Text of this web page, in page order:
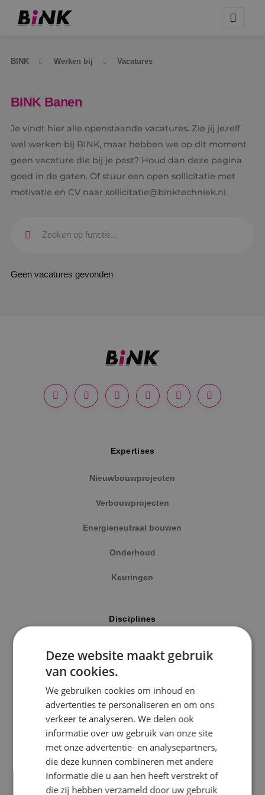
BINK Werken bij Vacatures
Kaatsheuvel
Sprundel
Specialisme
Beveiligingstechniek
Elektrotechniek
Energietechniek
BINK Banen
Je vindt hier alle openstaande vacatures. Zie jij jezelf
wel werken bij BINK, maar hebben we op dit moment
geen vacature die bij je past? Houd dan deze pagina
goed in de gaten. Of stuur een open sollicitatie met
motivatie en CV naar sollicitatie@binktechniek.nl
Geen vacatures gevonden
Expertises
Nieuwbouwprojecten
Verbouwprojecten
Energieneutraal bouwen
Onderhoud
Keuringen
Disciplines
Werktuigbouwkunde
Energietechniek
Beveiligingstechniek
Uitgelicht
Klimaatinstallaties
Deze website maakt gebruik
van cookies.
We gebruiken cookies om inhoud en
advertenties te personaliseren en om ons
verkeer te analyseren. We delen ook
informatie over uw gebruik van onze site
met onze advertentie- en analysepartners,
die deze kunnen combineren met andere
informatie die u aan hen heeft verstrekt of
die zij hebben verzameld door uw gebruik